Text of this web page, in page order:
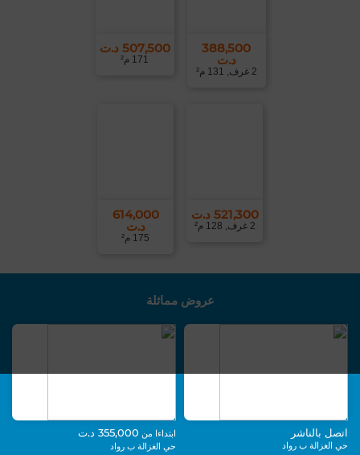
388,500
د.ت
2 غرف, 131 م²
507,500 د.ت
171 م²
521,300 د.ت
2 غرف, 128 م²
614,000
د.ت
175 م²
عروض مماثلة
اتصل بالناشر
حي الغزالة ب رواد
ابتداءا من 355,000 د.ت
حي الغزالة ب رواد